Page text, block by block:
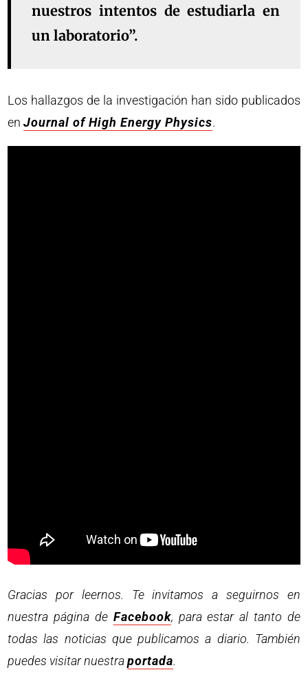
nuestros intentos de estudiarla en
un laboratorio”.
Los hallazgos de la investigación han sido publicados
enJournal of High Energy Physics.
Gracias por leernos. Te invitamos a seguirnos en
nuestra página de Facebook, para estar al tanto de
todas las noticias que publicamos a diario. También
puedes visitar nuestraportada.